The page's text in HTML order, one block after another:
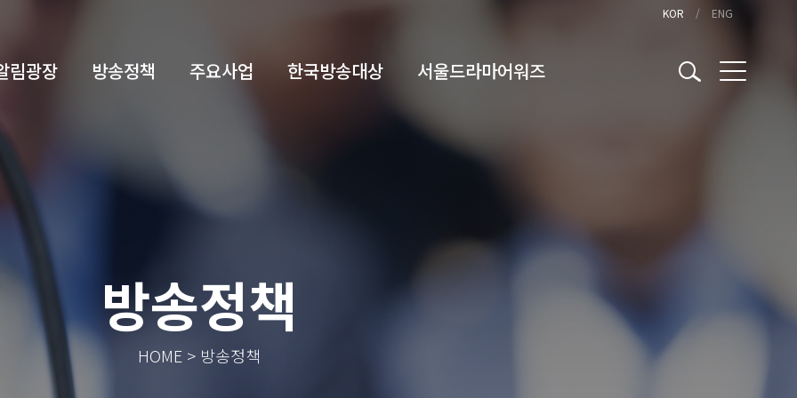
KOR ENG
림광장 방송정책 주요사업 한국방송대상 서울드라마어워즈
방송정책
HOME > 방송정책